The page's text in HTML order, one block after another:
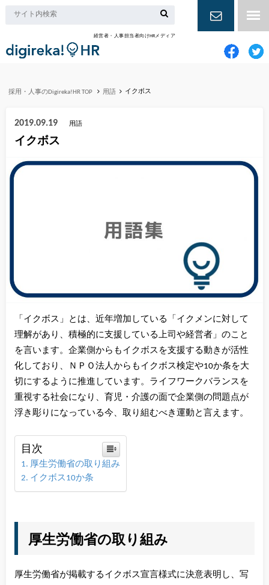
経営者・人事担当者向けHRメディア
お問い合
採用・人事のDigireka!HR TOP 用語 イクボス
2019.09.19 用語
イクボス
「イクボス」とは、近年増加している「イクメンに対して
理解があり、積極的に支援している上司や経営者」のこと
を言います。企業側からもイクボスを支援する動きが活性
化しており、ＮＰＯ法人からもイクボス検定や10か条を大
切にするように推進しています。ライフワークバランスを
重視する社会になり、育児・介護の面で企業側の問題点が
浮き彫りになっている今、取り組むべき運動と言えます。
目次
厚生労働省の取り組み
イクボス10か条
厚生労働省の取り組み
厚生労働省が掲載するイクボス宣言様式に決意表明し、写